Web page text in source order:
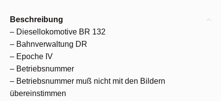
Beschreibung
– Diesellokomotive BR 132
– Bahnverwaltung DR
– Epoche IV
– Betriebsnummer
– Betriebsnummer muß nicht mit den Bildern
übereinstimmen